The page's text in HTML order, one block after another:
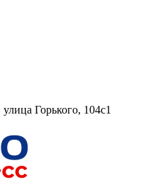
Горького, 104с1